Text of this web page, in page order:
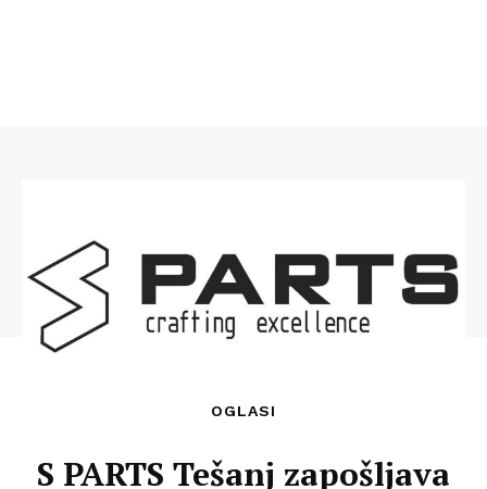
OGLASI
S PARTS Tešanj zapošljava